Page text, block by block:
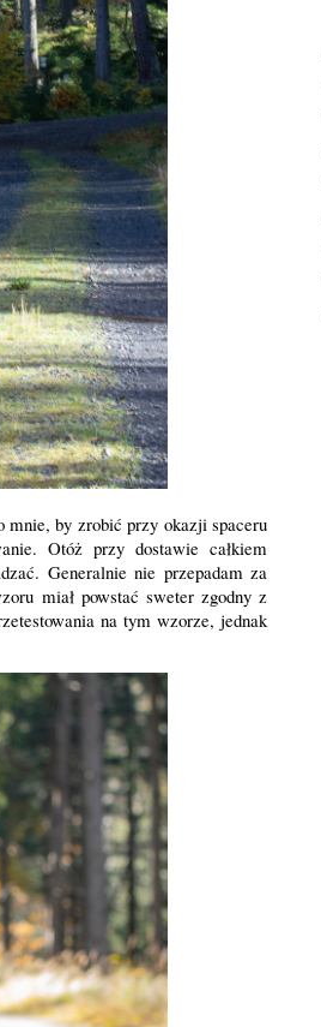
mnie, by zrobić przy okazji spaceru
Otóż przy dostawie całkiem
Generalnie nie przepadam za
miał powstać sweter zgodny z
na tym wzorze, jednak